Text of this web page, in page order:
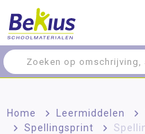
Home > Leermiddelen >
>
Spellingsprint >